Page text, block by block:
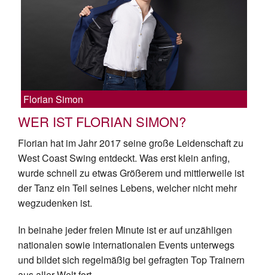
Florian Simon
WER IST FLORIAN SIMON?
Florian hat im Jahr 2017 seine große Leidenschaft zu
West Coast Swing entdeckt. Was erst klein anfing,
wurde schnell zu etwas Größerem und mittlerweile ist
der Tanz ein Teil seines Lebens, welcher nicht mehr
wegzudenken ist.
In beinahe jeder freien Minute ist er auf unzähligen
nationalen sowie internationalen Events unterwegs
und bildet sich regelmäßig bei gefragten Top Trainern